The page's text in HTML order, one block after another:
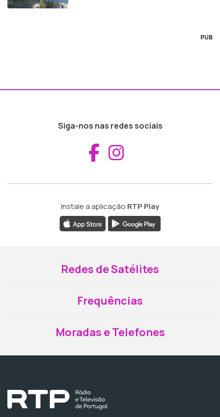
PUB
Siga-nos nas redes sociais
Aceder ao
Instale a aplicação RTP Play
Redes de Satélites
Frequências
Moradas e Telefones